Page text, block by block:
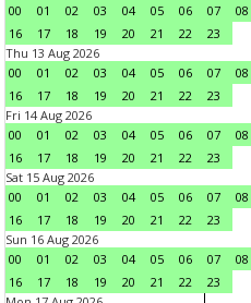
00
01 02 03 04 05 06 07 08
16
17 18 19 20 21 22
23
Thu 13 Aug 2026
00
01 02 03 04 05 06 07 08
16
17 18 19 20 21 22
23
Fri 14 Aug 2026
00
01 02 03 04 05 06 07 08
16
17 18 19 20 21 22
23
Sat 15 Aug 2026
00
01 02 03 04 05 06 07 08
16
17 18 19 20 21 22
23
Sun 16 Aug 2026
00
01 02 03 04 05 06 07 08
16
17 18 19 20 21 22
23